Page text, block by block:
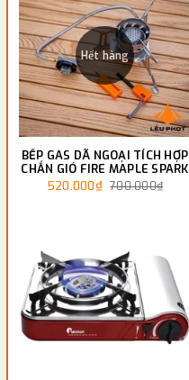
Hết hàng
BẾP GAS DÃ NGOẠI TÍCH HỢP
CHẮN GIÓ FIRE MAPLE SPARK
FMS-121 PLUS
520.000₫ 700.000₫